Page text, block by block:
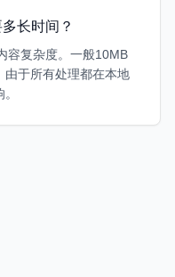
长时间？
容复杂度。一般10MB
由于所有处理都在本地